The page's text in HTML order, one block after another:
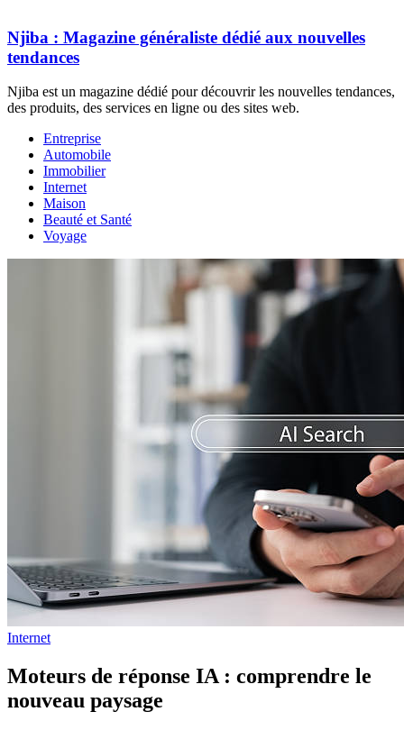
Njiba : Magazine généraliste dédié aux nouvelles
tendances
Njiba est un magazine dédié pour découvrir les nouvelles tendances,
des produits, des services en ligne ou des sites web.
Entreprise
Automobile
Immobilier
Internet
Maison
Beauté et Santé
Voyage
Internet
Moteurs de réponse IA : comprendre le
nouveau paysage